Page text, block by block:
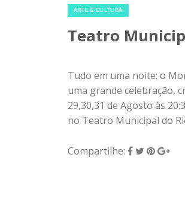
ARTE & CULTURA
Teatro
Tudo em uma noite: o
uma grande celebração,
29,30,31 de Agosto às
no Teatro Municipal do
Compartilhe: